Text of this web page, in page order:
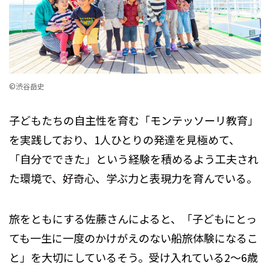
©渋谷岳史
子どもたちの自主性を育む「モンテッソーリ教育」
を実践しており、1人ひとりの発達を見極めて、
「自分でできた」という経験を積めるよう工夫され
た環境で、好奇心、学ぶ力と表現力を育んでいる。
旅をともにする佐藤さんによると、「子どもにとっ
ても一生に一度のかけがえのない船旅体験になるこ
と」を大切にしているそう。受け入れている2～6歳